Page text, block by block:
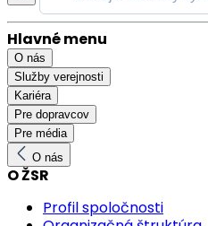
Hlavné menu
O nás
Služby verejnosti
Kariéra
Pre dopravcov
Pre média
O nás
O ŽSR
Profil spoločnosti